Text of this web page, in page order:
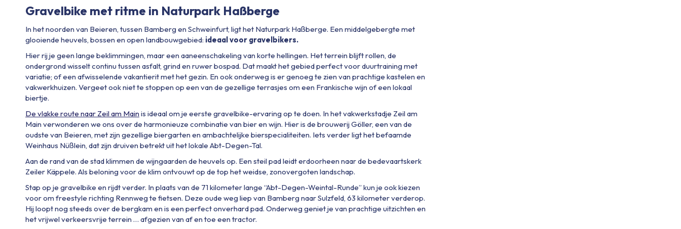
Gravelbike met ritme in Naturpark Haßberge
In het noorden van Beieren, tussen Bamberg en Schweinfurt, ligt het Naturpark Haßberge. Een middelgebergte met
glooiende heuvels, bossen en open landbouwgebied: ideaal voor gravelbikers.
Hier rij je geen lange beklimmingen, maar een aaneenschakeling van korte hellingen. Het terrein blijft rollen, de
ondergrond wisselt continu tussen asfalt, grind en ruwer bospad. Dat maakt het gebied perfect voor duurtraining met
variatie; of een afwisselende vakantierit met het gezin. En ook onderweg is er genoeg te zien van prachtige kastelen en
vakwerkhuizen. Vergeet ook niet te stoppen op een van de gezellige terrasjes om een Frankische wijn of een lokaal
biertje.
De vlakke route naar Zeil am Main is ideaal om je eerste gravelbike-ervaring op te doen. In het vakwerkstadje Zeil am
Main verwonderen we ons over de harmonieuze combinatie van bier en wijn. Hier is de brouwerij Göller, een van de
oudste van Beieren, met zijn gezellige biergarten en ambachtelijke bierspecialiteiten. Iets verder ligt het befaamde
Weinhaus Nüßlein, dat zijn druiven betrekt uit het lokale Abt-Degen-Tal.
Aan de rand van de stad klimmen de wijngaarden de heuvels op. Een steil pad leidt erdoorheen naar de bedevaartskerk
Zeiler Käppele. Als beloning voor de klim ontvouwt op de top het weidse, zonovergoten landschap.
Stap op je gravelbike en rijdt verder. In plaats van de 71 kilometer lange “Abt-Degen-Weintal-Runde” kun je ook kiezen
voor om freestyle richting Rennweg te fietsen. Deze oude weg liep van Bamberg naar Sulzfeld, 63 kilometer verderop.
Hij loopt nog steeds over de bergkam en is een perfect onverhard pad. Onderweg geniet je van prachtige uitzichten en
het vrijwel verkeersvrije terrein … afgezien van af en toe een tractor.